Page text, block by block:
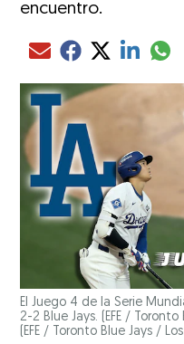
encuentro.
Compartir el artículo
Compartir el
Compartir el
Compartir
El Juego 4 de la Serie
2-2 Blue Jays. (EFE /
(EFE / Toronto Blue Jays /